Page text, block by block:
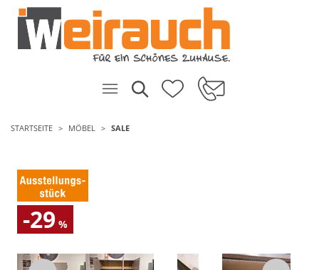
STARTSEITE MÖBEL SALE
-29 %